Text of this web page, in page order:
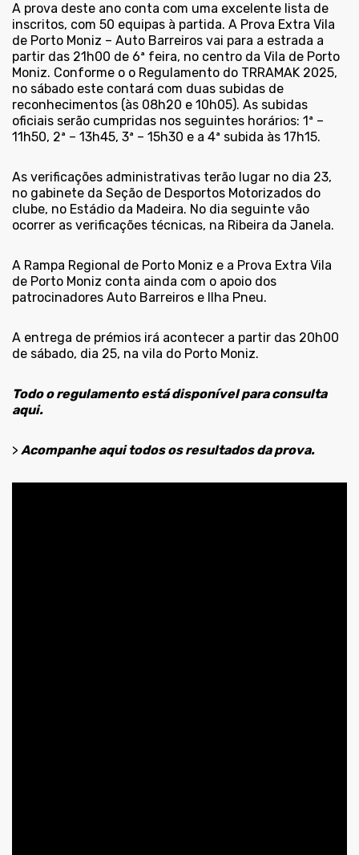
A prova deste ano conta com uma excelente lista de
inscritos, com 50 equipas à partida. A Prova Extra Vila
de Porto Moniz – Auto Barreiros vai para a estrada a
partir das 21h00 de 6ª feira, no centro da Vila de Porto
Moniz. Conforme o o Regulamento do TRRAMAK 2025,
no sábado este contará com duas subidas de
reconhecimentos (às 08h20 e 10h05). As subidas
oficiais serão cumpridas nos seguintes horários: 1ª –
11h50, 2ª – 13h45, 3ª – 15h30 e a 4ª subida às 17h15.
As verificações administrativas terão lugar no dia 23,
no gabinete da Seção de Desportos Motorizados do
clube, no Estádio da Madeira. No dia seguinte vão
ocorrer as verificações técnicas, na Ribeira da Janela.
A Rampa Regional de Porto Moniz e a Prova Extra Vila
de Porto Moniz conta ainda com o apoio dos
patrocinadores Auto Barreiros e Ilha Pneu.
A entrega de prémios irá acontecer a partir das 20h00
de sábado, dia 25, na vila do Porto Moniz.
Todo o regulamento está disponível para consulta
aqui.
> Acompanhe aqui todos os resultados da prova.